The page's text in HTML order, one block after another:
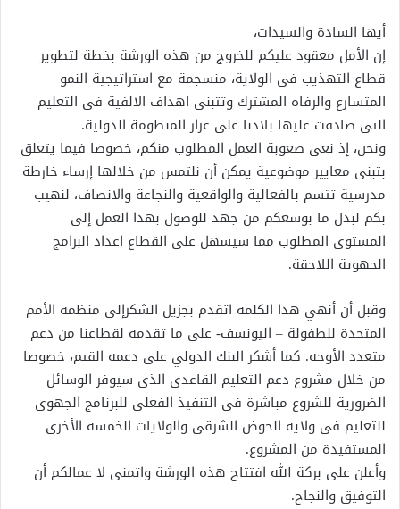
أيها السادة والسيدات،
إن الأمل معقود عليكم للخروج من هذه الورشة بخطة لتطوير
قطاع التهذيب فى الولاية، منسجمة مع استراتيجية النمو
المتسارع والرفاه المشترك وتتبنى اهداف الالفية فى التعليم
التى صادقت عليها بلادنا على غرار المنظومة الدولية.
ونحن، إذ نعى صعوبة العمل المطلوب منكم، خصوصا فيما يتعلق
بتبنى معايير موضوعية يمكن أن نلتمس من خلالها إرساء خارطة
مدرسية تتسم بالفعالية والواقعية والنجاعة والانصاف، لنهيب
بكم لبذل ما بوسعكم من جهد للوصول بهذا العمل إلى
المستوى المطلوب مما سيسهل على القطاع اعداد البرامج
الجهوية اللاحقة.
وقبل أن أنهي هذا الكلمة اتقدم بجزيل الشكرإلى منظمة الأمم
المتحدة للطفولة – اليونسف- على ما تقدمه لقطاعنا من دعم
متعدد الأوجه. كما أشكر البنك الدولي على دعمه القيم، خصوصا
من خلال مشروع دعم التعليم القاعدى الذى سيوفر الوسائل
الضرورية للشروع مباشرة فى التنفيذ الفعلى للبرنامج الجهوى
للتعليم فى ولاية الحوض الشرقى والولايات الخمسة الأخرى
المستفيدة من المشروع.
وأعلن على بركة الله افتتاح هذه الورشة واتمنى لا عمالكم أن
التوفيق والنجاح.